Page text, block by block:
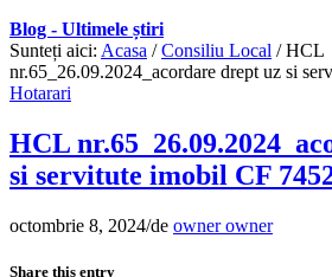
Blog - Ultimele știri
Sunteți aici: Acasa / Consiliu Local / HCL
nr.65_26.09.2024_acordare drept uz si
Hotarari
HCL
si servitute imobil CF
octombrie 8, 2024/de owner owner
Share this entry